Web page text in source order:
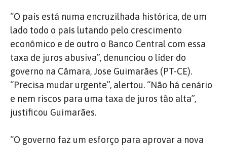
“O país está numa encruzilhada histórica, de um
lado todo o país lutando pelo crescimento
econômico e de outro o Banco Central com essa
taxa de juros abusiva”, denunciou o líder do
governo na Câmara, Jose Guimarães (PT-CE).
“Precisa mudar urgente”, alertou. “Não há cenário
e nem riscos para uma taxa de juros tão alta”,
justificou Guimarães.
“O governo faz um esforço para aprovar a nova